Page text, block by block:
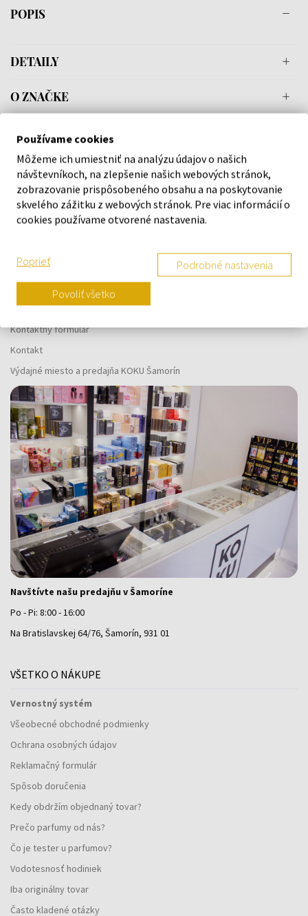
POPIS
DETAILY
O ZNAČKE
Náš výber na mieru presne pre
vás
O SPOLOČNOSTI
O nás
Kontaktný formulár
Kontakt
Výdajné miesto a predajňa KOKU Šamorín
Navštívte našu predajňu v Šamoríne
Po - Pi: 8:00 - 16:00
Na Bratislavskej 64/76, Šamorín, 931 01
VŠETKO O NÁKUPE
Vernostný systém
Všeobecné obchodné podmienky
Ochrana osobných údajov
Reklamačný formulár
Spôsob doručenia
Kedy obdržím objednaný tovar?
Prečo parfumy od nás?
Čo je tester u parfumov?
Vodotesnosť hodiniek
Iba originálny tovar
Často kladené otázky
Používame cookies
Môžeme ich umiestniť na analýzu údajov o našich
návštevníkoch, na zlepšenie našich webových stránok,
zobrazovanie prispôsobeného obsahu a na poskytovanie
skvelého zážitku z webových stránok. Pre viac informácií o
cookies používame otvorené nastavenia.
Poprieť Podrobné nastavenia
Povoliť všetko